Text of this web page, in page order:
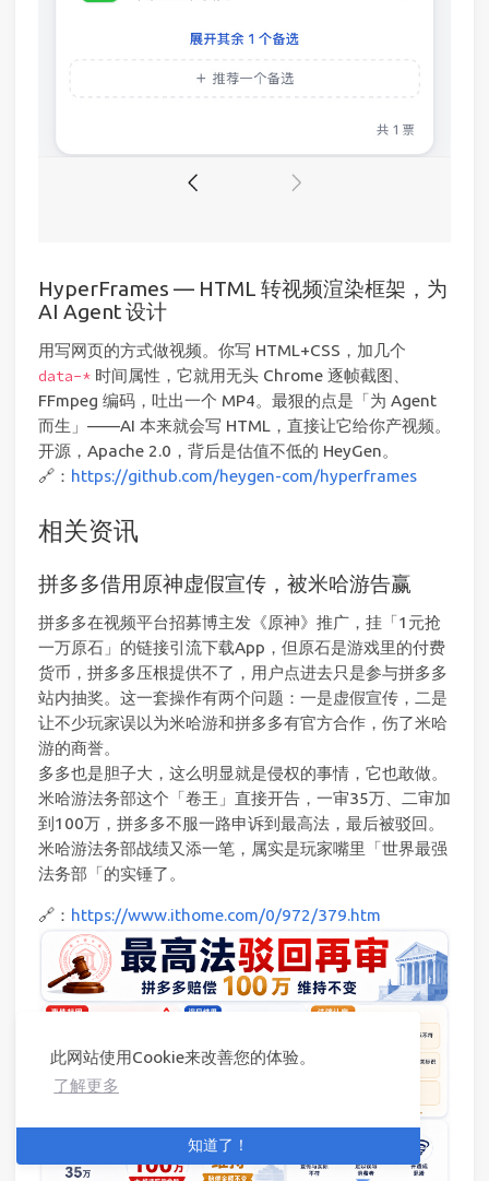
此网站使用Cookie来改善您的体验。
了解更多
知道了！
HyperFrames — HTML 转视频渲染框架，为
AI Agent 设计
用写网页的方式做视频。你写 HTML+CSS，加几个
data-* 时间属性，它就用无头 Chrome 逐帧截图、
FFmpeg 编码，吐出一个 MP4。最狠的点是「为 Agent
而生」——AI 本来就会写 HTML，直接让它给你产视频。
开源，Apache 2.0，背后是估值不低的 HeyGen。
🔗： https://github.com/heygen-com/hyperframes
相关资讯
拼多多借用原神虚假宣传，被米哈游告赢
拼多多在视频平台招募博主发《原神》推广，挂「1元抢
一万原石」的链接引流下载App，但原石是游戏里的付费
货币，拼多多压根提供不了，用户点进去只是参与拼多多
站内抽奖。这一套操作有两个问题：一是虚假宣传，二是
让不少玩家误以为米哈游和拼多多有官方合作，伤了米哈
游的商誉。
多多也是胆子大，这么明显就是侵权的事情，它也敢做。
米哈游法务部这个「卷王」直接开告，一审35万、二审加
到100万，拼多多不服一路申诉到最高法，最后被驳回。
米哈游法务部战绩又添一笔，属实是玩家嘴里「世界最强
法务部「的实锤了。
🔗： https://www.ithome.com/0/972/379.htm